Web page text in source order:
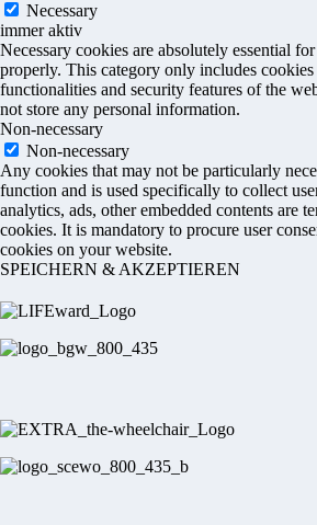
Necessary
immer aktiv
Necessary cookies are absolutely essential
properly. This category only includes cookies
functionalities and security features of the
not store any personal information.
Non-necessary
Non-necessary
Any cookies that may not be particularly
function and is used specifically to collect
analytics, ads, other embedded contents are
cookies. It is mandatory to procure user
cookies on your website.
SPEICHERN & AKZEPTIEREN